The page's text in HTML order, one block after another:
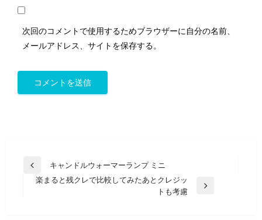
次回のコメントで使用するためブラウザーに自分の名前、
メールアドレス、サイトを保存する。
投
キャンドルウォーマーランプ ミニ
楽まると残クレで比較してみたあとクレジッ
トも考慮